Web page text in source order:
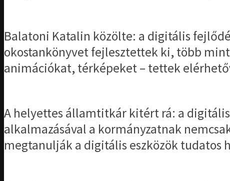
Balatoni Katalin közölte: a digitális
okostankönyvet fejlesztettek ki, több
animációkat, térképeket – tettek
A helyettes államtitkár kitért rá: a
alkalmazásával a kormányzatnak
megtanulják a digitális eszközök tudatos